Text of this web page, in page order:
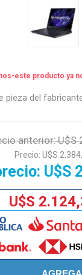
este producto ya
pieza del
anterior:U$S
Precio: U$S
U$S
U$S